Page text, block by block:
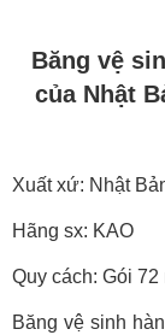
Băng vệ
của Nhật
Xuất xứ: Nhật
Hãng sx: KAO
Quy cách: Gói 72
Băng vệ sinh